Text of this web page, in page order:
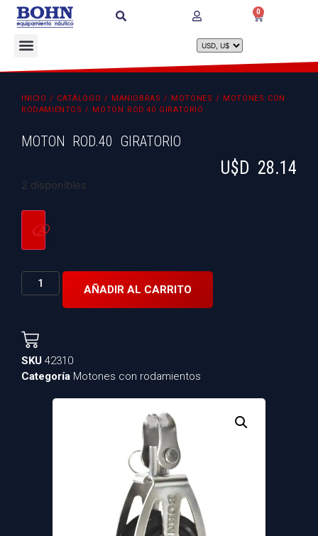
0
INICIO / CATÁLOGO / MANIOBRAS / MOTONES / MOTONES CON
RODAMIENTOS / MOTON ROD.40 GIRATORIO
MOTON ROD.40 GIRATORIO
U$D 28.14
2 disponibles
AÑADIR AL CARRITO
SKU 42310
Categoría Motones con rodamientos